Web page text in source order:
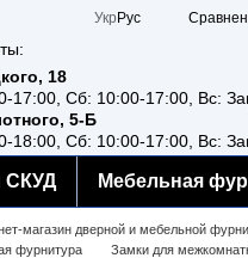
Укр Рус
18
17:00, Сб: 10:00-17:00, Вс:
5-Б
18:00, Сб: 10:00-17:00, Вс:
СКУД Мебельная
магазин дверной и мебельной
фурнитура
Замки для